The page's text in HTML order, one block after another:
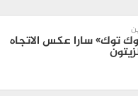
توك» سارا عكس الاتجاه